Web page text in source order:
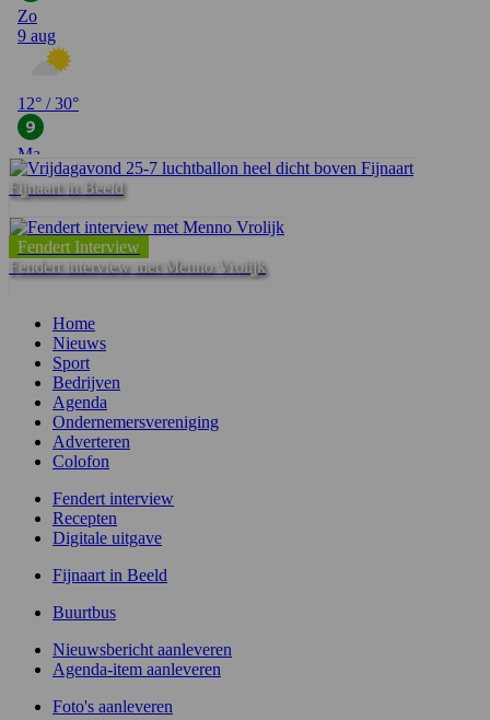
Fijnaart in Beeld
Fendert Interview
Fendert interview met Menno Vrolijk
Home
Nieuws
Sport
Bedrijven
Agenda
Ondernemersvereniging
Adverteren
Colofon
Fendert interview
Recepten
Digitale uitgave
Fijnaart in Beeld
Buurtbus
Nieuwsbericht aanleveren
Agenda-item aanleveren
Foto's aanleveren